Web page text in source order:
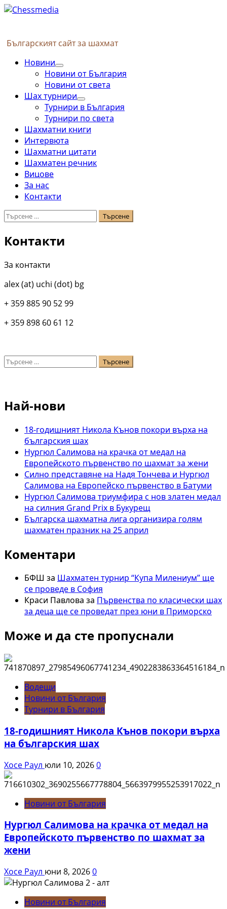
Skip
Българският сайт за шахмат
PrimaryНовини
Новини от България
Новини от света
Шах турнири
Турнири в България
Турнири по света
Шахматни книги
Интервюта
Шахматни цитати
Шахматен речник
Вицове
За нас
Контакти
Търсене
Контакти
За контакти
alex (at) uchi (dot) bg
+ 359 885 90 52 99
+ 359 898 60 61 12
Търсене
Най-нови
18-годишният Никола Кънов покори върха на
българския шах
Нургюл Салимова на крачка от медал на
Европейското първенство по шахмат за жени
Силно представяне на Надя Тончева и Нургюл
Салимова на Европейско първенство в Батуми
Нургюл Салимова триумфира с нов златен медал
на силния Grand Prix в Букурещ
Българска шахматна лига организира голям
шахматен празник на 25 април
Коментари
БФШ за Шахматен турнир “Купа Милениум” ще
се проведе в София
Краси Павлова за Първенства по класически шах
за деца ще се проведат през юни в Приморско
Може и да сте пропуснали
Водещи
Новини от България
Турнири в България
18-годишният Никола Кънов покори върха
на българския шах
Хосе Раул юли 10, 20260
Новини от България
Нургюл Салимова на крачка от медал на
Европейското първенство по шахмат за
жени
Хосе Раул юни 8, 20260
Новини от България